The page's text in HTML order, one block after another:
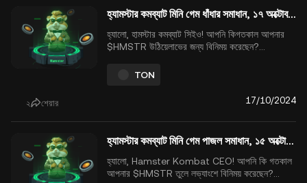
হ্যামস্টার কমব্যাট মিনি গেম ধাঁধার সমাধান, ১৭ অক্টোবর, ২০২৪
হ্যালো, হামস্টার কমব্যাট সিইও! আপনি কিগতকাল আপনার
$HMSTR উঠিয়েলাভের জন্য বিনিময় করেছেন?
বিভিন্ন CEX-এ লঞ্চ হয়েছে অনেক হাইপের পর। লেখার সময়
$HMSTR এখন $0.003972 এ ট্রেড হচ্ছে। এখন
খেলাInterlude Seasonএ আছে, এবং হামস্টার কমব্যাট
TON
২ শেয়ার 17/10/2024
হ্যামস্টার কমব্যাট মিনি গেম পাজল সমাধান, ১৫ অক্টোবর, ২০২৪
হ্যালো, Hamster Kombat CEO! আপনি কি গতকাল
আপনার $HMSTR তুলে লভ্যাংশে বিনিময় করেছেন?